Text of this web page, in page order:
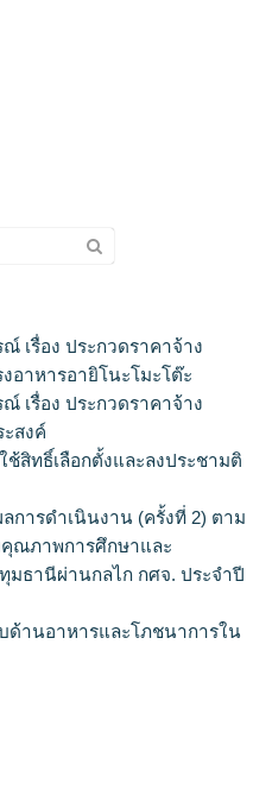
เรื่อง ประกวดราคาจ้าง
อาหารอายิโนะโมะโต๊ะ
เรื่อง ประกวดราคาจ้าง
สงค์
สิทธิ์เลือกตั้งและลงประชามติ
การดำเนินงาน (ครั้งที่ 2) ตาม
คุณภาพการศึกษาและ
มธานีผ่านกลไก กศจ. ประจำปี
ด้านอาหารและโภชนาการใน